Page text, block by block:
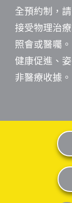
全預約制，
接受物理治
照會或醫囑。
健康促進、
非醫療收據。